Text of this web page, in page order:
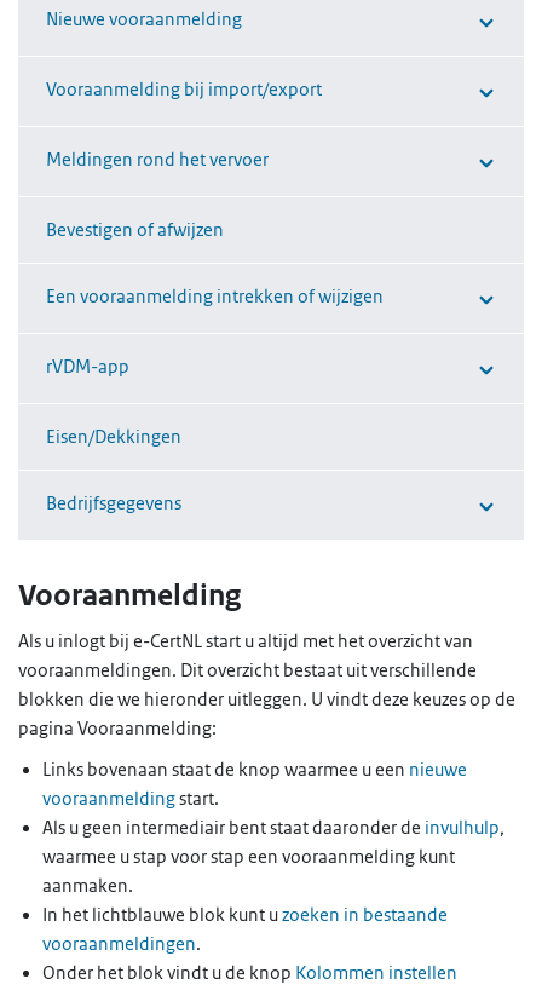
Nieuwe vooraanmelding
Vooraanmelding bij import/export
Meldingen rond het vervoer
Bevestigen of afwijzen
Een vooraanmelding intrekken of wijzigen
rVDM-app
Eisen/Dekkingen
Bedrijfsgegevens
Vooraanmelding
Als u inlogt bij e-CertNL start u altijd met het overzicht van
vooraanmeldingen. Dit overzicht bestaat uit verschillende
blokken die we hieronder uitleggen. U vindt deze keuzes op de
pagina Vooraanmelding:
Links bovenaan staat de knop waarmee u een nieuwe
vooraanmeldingstart.
Als u geen intermediair bent staat daaronder de invulhulp,
waarmee u stap voor stap een vooraanmelding kunt
aanmaken.
In het lichtblauwe blok kunt uzoeken in bestaande
vooraanmeldingen.
Onder het blok vindt u de knop Kolommen instellen